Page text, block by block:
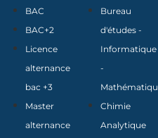
BAC
BAC+2
Licence
alternance
bac +3
Master
alternance
Bureau
d'études -
Informatique
-
Chimie
Analytique